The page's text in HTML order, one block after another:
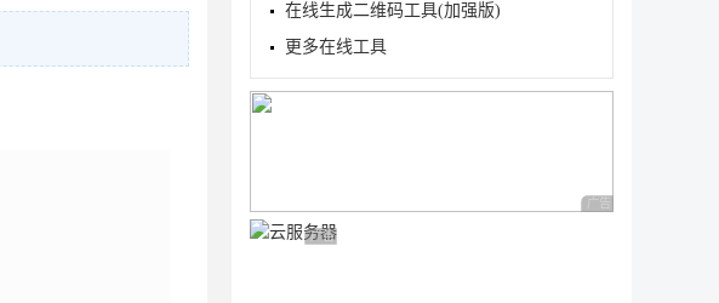
在线生成二维码工具(加强版)
更多在线工具
广告 商业广告，理性
广告 商业广告，理性选择